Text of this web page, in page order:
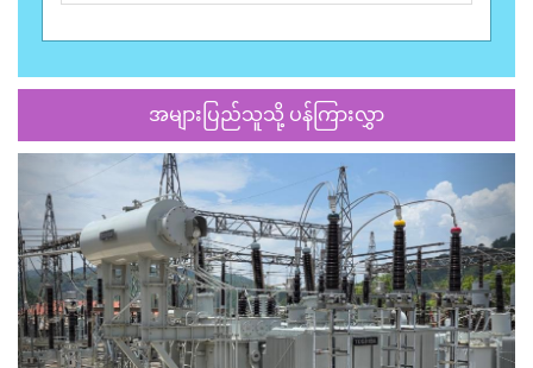
အများပြည်သူသို့ ပန်ကြားလွှာ
Previous